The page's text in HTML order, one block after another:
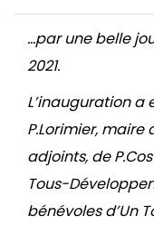
…par une belle
2021.
L’inauguration a
P.Lorimier, maire
adjoints, de
Tous-
bénévoles d’Un